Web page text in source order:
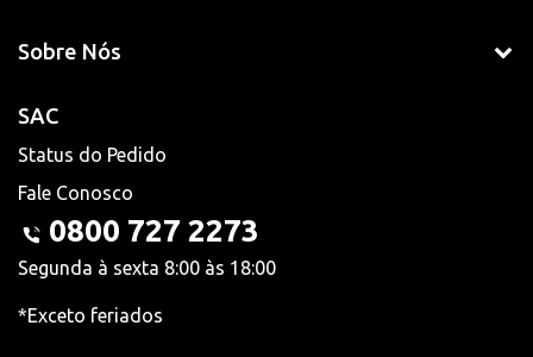
Sobre Nós
SAC
Status do Pedido
Fale Conosco
0800 727 2273
Segunda à sexta 8:00 às 18:00
*Exceto feriados